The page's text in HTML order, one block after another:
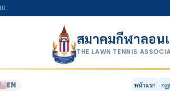
สมาคมกีฬาลอน
THE LAWN TENNIS
EN หน้าแรก กฎ